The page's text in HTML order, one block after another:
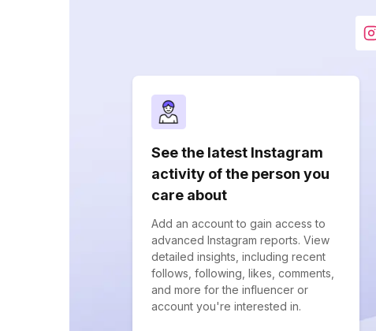
See the latest Instagram
activity of the person you
care about
Add an account to gain access to
advanced Instagram reports. View
detailed insights, including recent
follows, following, likes, comments,
and more for the influencer or
account you're interested in.